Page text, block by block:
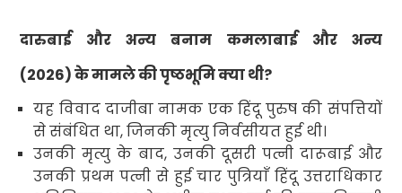
दारुबाई और अन्य बनाम कमलाबाई और अन्य
(2026)के मामले की पृष्ठभूमि क्या थी?
यह विवाद दाजीबा नामक एक हिंदू पुरुष की संपत्तियों
से संबंधित था,जिनकी मृत्यु निर्वसीयतहुई थी।
उनकी मृत्यु के बाद, उनकी दूसरी पत्नी दारूबाई और
उनकी प्रथम पत्नी से हुई चार पुत्रियाँ हिंदू उत्तराधिकार